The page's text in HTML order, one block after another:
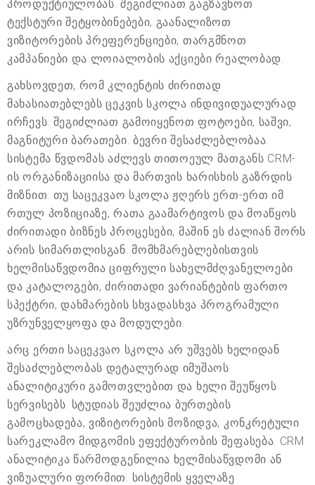
პროდუქტიულობას. შეგიძლიათ გაგზავნოთ
ტექსტური შეტყობინებები, გაანალიზოთ
ვიზიტორების პრეფერენციები, თარგმნოთ
კამპანიები და ლოიალობის აქციები რეალობად.
გახსოვდეთ, რომ კლიენტის ძირითად
მახასიათებლებს ცეკვის სკოლა ინდივიდუალურად
ირჩევს. შეგიძლიათ გამოიყენოთ ფოტოები, საშვი,
მაგნიტური ბარათები. ბევრი შესაძლებლობაა.
სისტემა წვდომას აძლევს თითოეულ მათგანს CRM-
ის ორგანიზაციისა და მართვის ხარისხის გაზრდის
მიზნით. თუ საცეკვაო სკოლა ჟღერს ერთ-ერთ იმ
რთულ პოზიციაზე, რათა გაამარტივოს და მოაწყოს
ძირითადი ბიზნეს პროცესები, მაშინ ეს ძალიან შორს
არის სიმართლისგან. მომხმარებლებისთვის
ხელმისაწვდომია ციფრული სახელმძღვანელოები
და კატალოგები, ძირითადი ვარიანტების ფართო
სპექტრი, დახმარების სხვადასხვა პროგრამული
უზრუნველყოფა და მოდულები.
არც ერთი საცეკვაო სკოლა არ უშვებს ხელიდან
შესაძლებლობას დეტალურად იმუშაოს
ანალიტიკური გამოთვლებით და ხელი შეუწყოს
სერვისებს. სტუდიას შეუძლია ბურთების
გამოცხადება, ვიზიტორების მოზიდვა, კონკრეტული
სარეკლამო მიდგომის ეფექტურობის შეფასება. CRM
ანალიტიკა წარმოდგენილია ხელმისაწვდომი ან
ვიზუალური ფორმით. სისტემის ყველაზე